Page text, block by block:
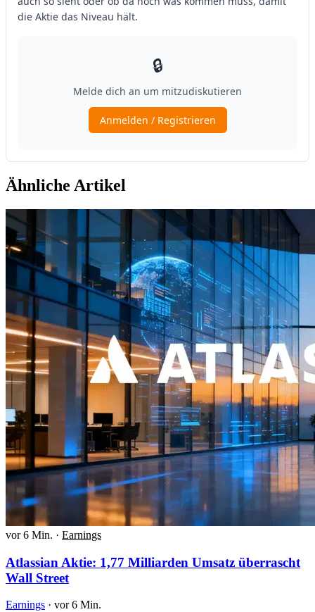
Ähnliche Artikel
vor 6 Min. · Earnings
Atlassian Aktie: 1,77 Milliarden Umsatz überrascht
Wall Street
Earnings · vor 6 Min.